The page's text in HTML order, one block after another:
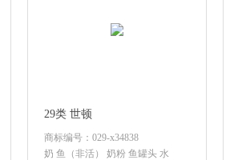
29类 世顿
商标编号：029-x34838
奶 鱼（非活） 奶粉 鱼罐头 水